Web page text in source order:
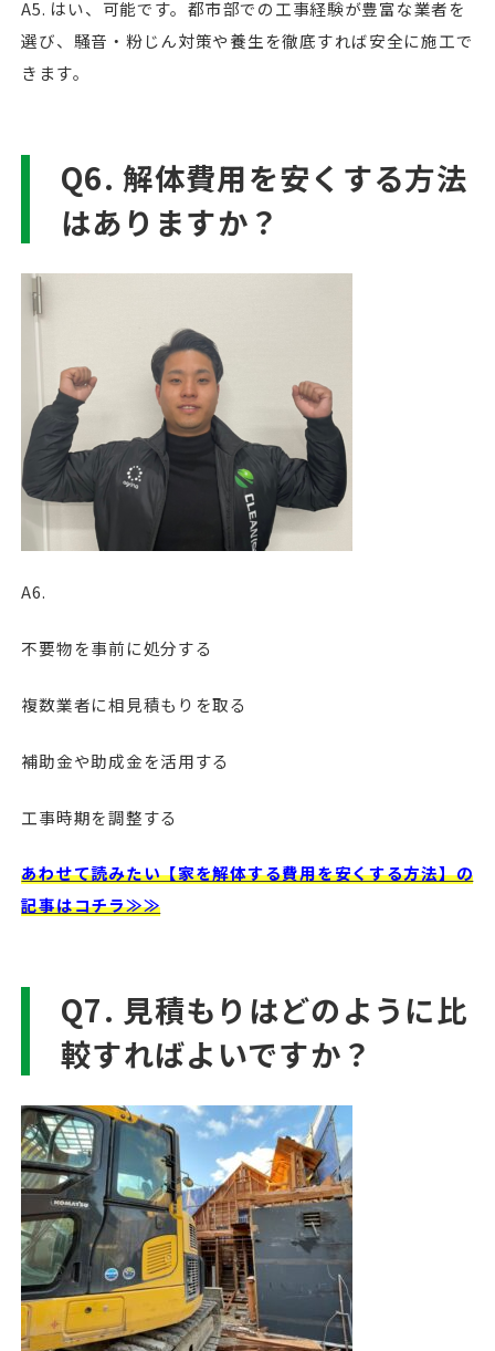
A5. はい、可能です。都市部での工事経験が豊富な業者を
選び、騒音・粉じん対策や養生を徹底すれば安全に施工で
きます。
Q6. 解体費用を安くする方法
はありますか？
A6.
不要物を事前に処分する
複数業者に相見積もりを取る
補助金や助成金を活用する
工事時期を調整する
あわせて読みたい【家を解体する費用を安くする方法】の
記事はコチラ≫≫
Q7. 見積もりはどのように比
較すればよいですか？